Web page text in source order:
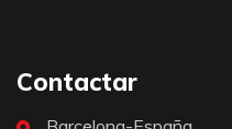
Contactar